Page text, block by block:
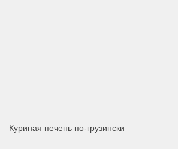
Куриная печень по-грузински